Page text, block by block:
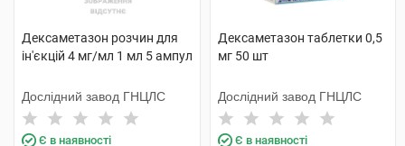
Дексаметазон розчин для
ін'єкцій 4 мг/мл 1 мл 5 ампул
Дослідний завод ГНЦЛС
Є в наявності
Дексаметазон таблетки 0,5
мг 50 шт
Дослідний завод ГНЦЛС
Є в наявності